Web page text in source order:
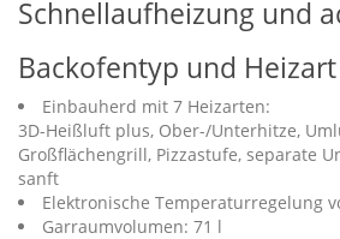
Schnellaufheizung und
Backofentyp und Heizart
Einbauherd mit 7 Heizarten:
3D-Heißluft plus, Ober-/Unterhitze,
Großflächengrill, Pizzastufe, separate
sanft
Elektronische Temperaturregelung
Garraumvolumen: 71 l